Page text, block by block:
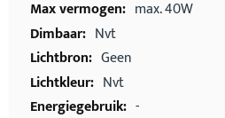
max. 40W
Nvt
Geen
Nvt
-